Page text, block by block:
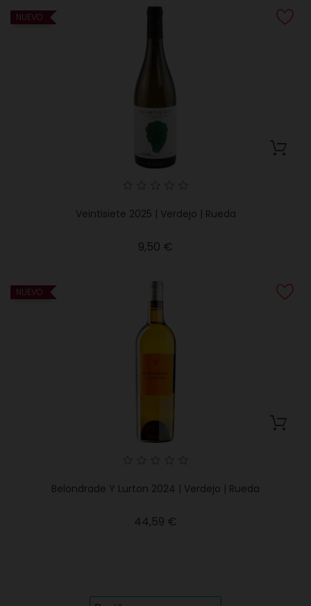
NUEVO
Veintisiete 2025 | Verdejo | Rueda
9,50 €
NUEVO
Belondrade Y Lurton 2024 | Verdejo | Rueda
44,59 €